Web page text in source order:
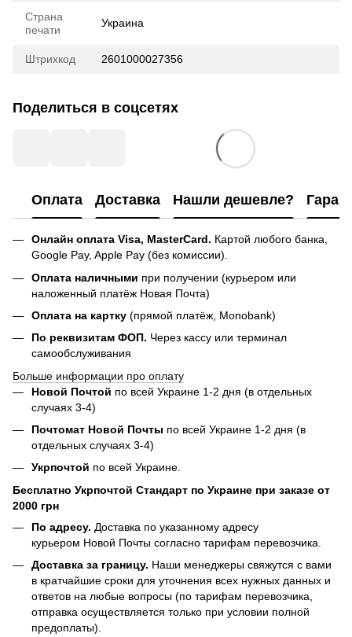
Страна
печати
Украина
Штрихкод 2601000027356
Поделиться в соцсетях
Оплата Доставка Нашли дешевле?
Онлайн оплата Visa, MasterCard. Картой любого банка,
Google Pay, Apple Pay (без комиссии).
Оплата наличными при получении (курьером или
наложенный платёж Новая Почта)
Оплата на картку (прямой платёж, Monobank)
По реквизитам ФОП. Через кассу или терминал
самообслуживания
Больше информации про оплату
Новой Почтой по всей Украине 1-2 дня (в отдельных
случаях 3-4)
Почтомат Новой Почты по всей Украине 1-2 дня (в
отдельных случаях 3-4)
Укрпочтой по всей Украине.
Бесплатно Укрпочтой Стандарт по Украине при заказе от
2000 грн
По адресу. Доставка по указанному адресу
курьером Новой Почты согласно тарифам перевозчика.
Доставка за границу. Наши менеджеры свяжутся с вами
в кратчайшие сроки для уточнения всех нужных данных и
ответов на любые вопросы (по тарифам перевозчика,
отправка осуществляется только при условии полной
предоплаты).